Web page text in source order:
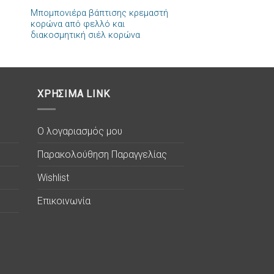
Πρόσθήκη
επιθυμιών
Μπομπονιέρα βάπτισης κρεμαστή
κορώνα από φελλό και
διακοσμητική σιέλ κορώνα
ΧΡΗΣΙΜΑ LINK
Ο λογαριασμός μου
Παρακολούθηση Παραγγελίας
Wishlist
Επικοινωνία